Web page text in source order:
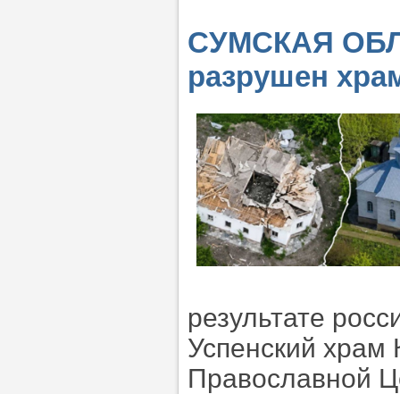
СУМСКАЯ
разрушен
результате
Успенский храм
Православной